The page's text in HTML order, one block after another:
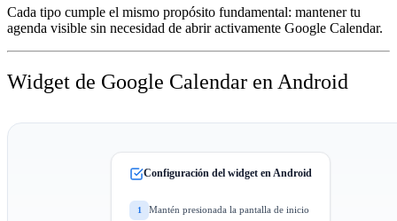
Cada tipo cumple el mismo propósito fundamental: mantener tu
agenda visible sin necesidad de abrir activamente Google Calendar.
Widget de Google Calendar en Android
Configuración del widget en Android
1 Mantén presionada la pantalla de inicio